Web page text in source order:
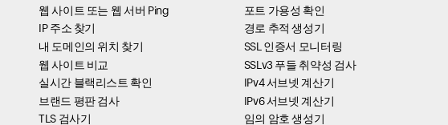
웹 사이트 또는 웹 서버 Ping
IP 주소 찾기
내 도메인의 위치 찾기
웹 사이트 비교
실시간 블랙리스트 확인
브랜드 평판 검사
TLS 검사기
포트 가용성 확인
경로 추적 생성기
SSL 인증서 모니터링
SSLv3 푸들 취약성 검사
IPv4 서브넷 계산기
IPv6 서브넷 계산기
임의 암호 생성기